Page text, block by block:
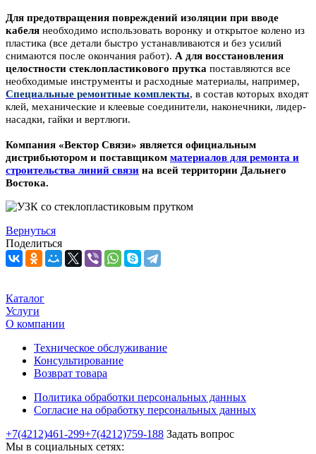
Для предотвращения повреждений изоляции при вводе
кабеля необходимо использовать воронку и открытое колено из
пластика (все детали быстро устанавливаются и без усилий
снимаются после окончания работ). А для восстановления
целостности стеклопластикового прутка поставляются все
необходимые инструменты и расходные материалы, например,
Специальные ремонтные комплекты, в состав которых входят
клей, механические и клеевые соединители, наконечники, лидер-
насадки, гайки и вертлюги.
Компания «Вектор Связи» является официальным
дистрибьютором и поставщиком материалов для ремонта и
строительства линий связи на всей территории Дальнего
Востока.
Вернуться
Поделиться
Каталог
Услуги
О компании
Техническое обслуживание
Консультирование
Возврат товара
Политика обработки персональных данных
Согласие на обработку персональных данных
+7(4212)461-299+7(4212)759-188 Задать вопрос
Мы в социальных сетях: